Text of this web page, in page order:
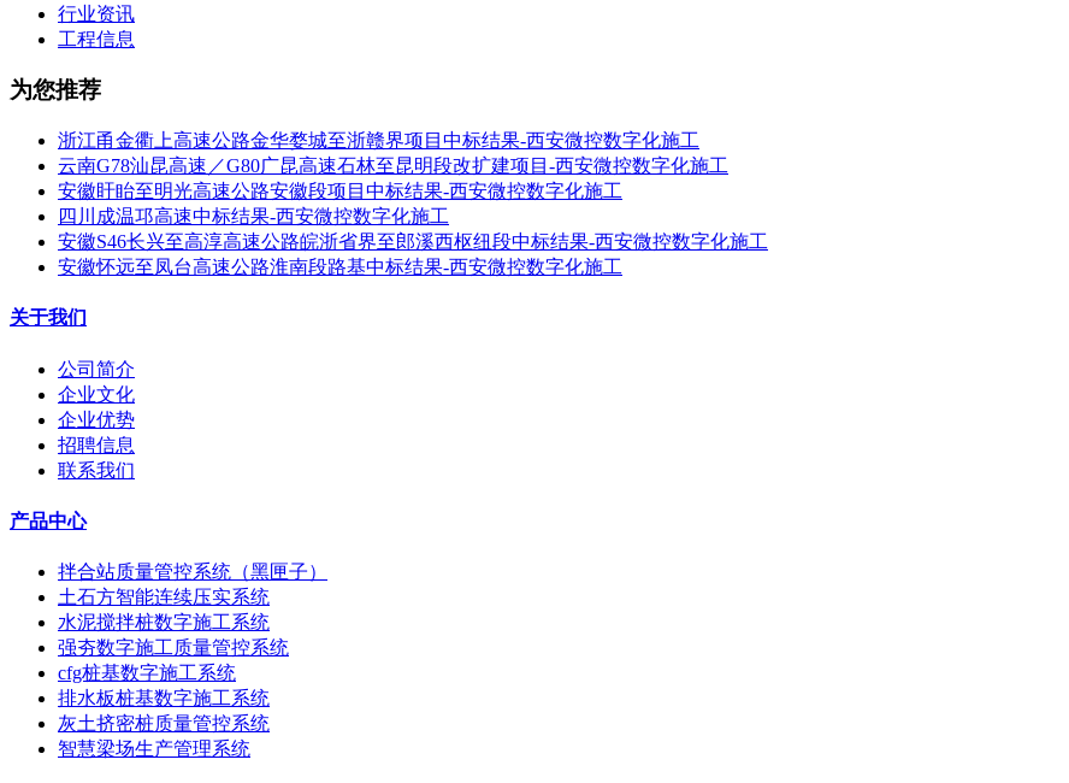
行业资讯
工程信息
为您推荐
浙江甬金衢上高速公路金华婺城至浙赣界项目中标结果-西安微控数字化施工
云南G78汕昆高速／G80广昆高速石林至昆明段改扩建项目-西安微控数字化施工
安徽盱眙至明光高速公路安徽段项目中标结果-西安微控数字化施工
四川成温邛高速中标结果-西安微控数字化施工
安徽S46长兴至高淳高速公路皖浙省界至郎溪西枢纽段中标结果-西安微控数字化施工
安徽怀远至凤台高速公路淮南段路基中标结果-西安微控数字化施工
关于我们
公司简介
企业文化
企业优势
招聘信息
联系我们
产品中心
拌合站质量管控系统（黑匣子）
土石方智能连续压实系统
水泥搅拌桩数字施工系统
强夯数字施工质量管控系统
cfg桩基数字施工系统
排水板桩基数字施工系统
灰土挤密桩质量管控系统
智慧梁场生产管理系统